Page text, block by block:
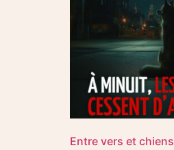
Entre vers et chiens